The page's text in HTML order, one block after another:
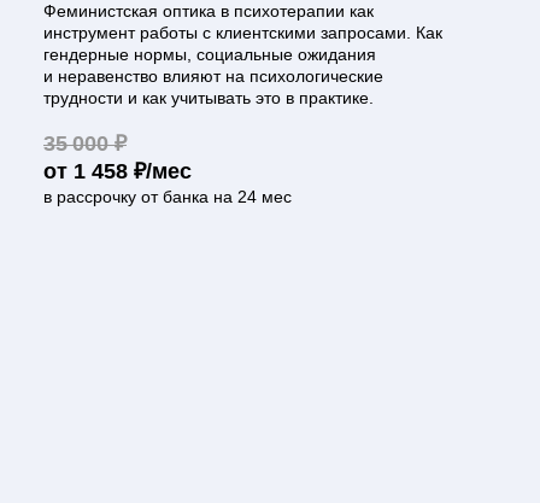
Феминистская оптика в психотерапии как
инструмент работы с клиентскими запросами. Как
гендерные нормы, социальные ожидания
и неравенство влияют на психологические
трудности и как учитывать это в практике.
35 000 ₽
от 1 458 ₽/мес
в рассрочку от банка на 24 мес